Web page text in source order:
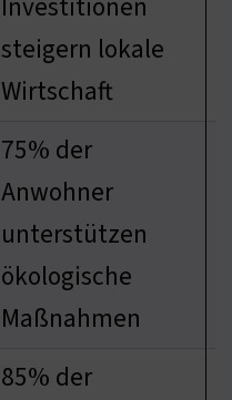
steigern lokale
Wirtschaft
75% der
Anwohner
unterstützen
ökologische
Maßnahmen
85% der